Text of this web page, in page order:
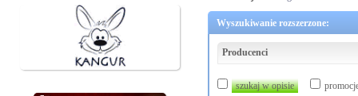
Wyszukiwanie rozszerzone:
Producenci
szukaj w opisie